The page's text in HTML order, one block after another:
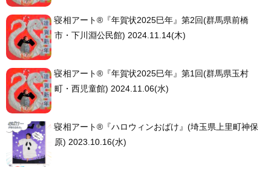
寝相アート®︎『年賀状2025巳年』第2回(群馬県前橋
市・下川淵公民館) 2024.11.14(木)
寝相アート®︎『年賀状2025巳年』第1回(群馬県玉村
町・西児童館) 2024.11.06(水)
寝相アート®︎『ハロウィンおばけ』(埼玉県上里町神保
原) 2023.10.16(水)